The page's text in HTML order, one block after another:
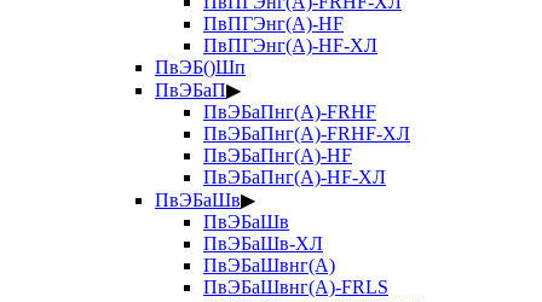
ПвПГЭнг(А)-HF
ПвПГЭнг(А)-HF-ХЛ
ПвЭБ()Шп
ПвЭБаП▶
ПвЭБаПнг(А)-FRHF
ПвЭБаПнг(А)-FRHF-ХЛ
ПвЭБаПнг(А)-HF
ПвЭБаПнг(А)-HF-ХЛ
ПвЭБаШв▶
ПвЭБаШв
ПвЭБаШв-ХЛ
ПвЭБаШвнг(А)
ПвЭБаШвнг(А)-FRLS